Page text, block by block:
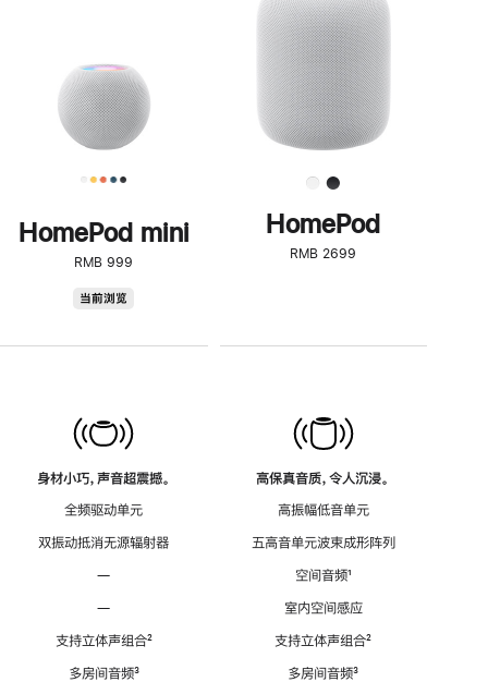
HomePod mini
RMB 999
当前浏览
身材小巧，声音超震撼。
全频驱动单元
双振动抵消无源辐射器
—
—
支持立体声组合脚
²
多房间音频脚
³
了
解
HomePod<
HomePod
RMB 2699
高保真音质，令人沉浸。
高振幅低音单元
五高音单元波束成形阵列
空间音频脚
¹
室内空间感应
支持立体声组合脚
²
多房间音频脚
³